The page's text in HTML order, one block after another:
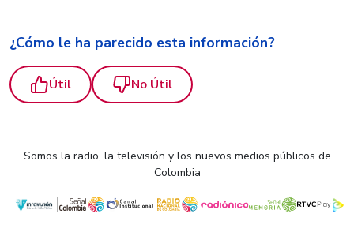
¿Cómo le ha parecido esta información?
Útil No Útil
Somos la radio, la televisión y los nuevos medios públicos de
Colombia